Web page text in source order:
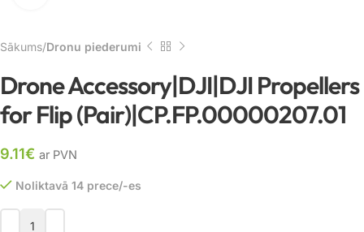
Sākums Dronu piederumi
Drone Accessory|DJI|DJI Propellers
for Flip (Pair)|CP.FP.00000207.01
9.11€ ar PVN
Noliktavā 14 prece/-es